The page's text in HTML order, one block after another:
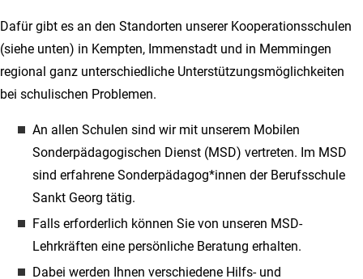
Dafür gibt es an den Standorten unserer Kooperationsschulen
(siehe unten) in Kempten, Immenstadt und in Memmingen
regional ganz unterschiedliche Unterstützungsmöglichkeiten
bei schulischen Problemen.
An allen Schulen sind wir mit unserem Mobilen
Sonderpädagogischen Dienst (MSD) vertreten. Im MSD
sind erfahrene Sonderpädagog*innen der Berufsschule
Sankt Georg tätig.
Falls erforderlich können Sie von unseren MSD-
Lehrkräften eine persönliche Beratung erhalten.
Dabei werden Ihnen verschiedene Hilfs- und